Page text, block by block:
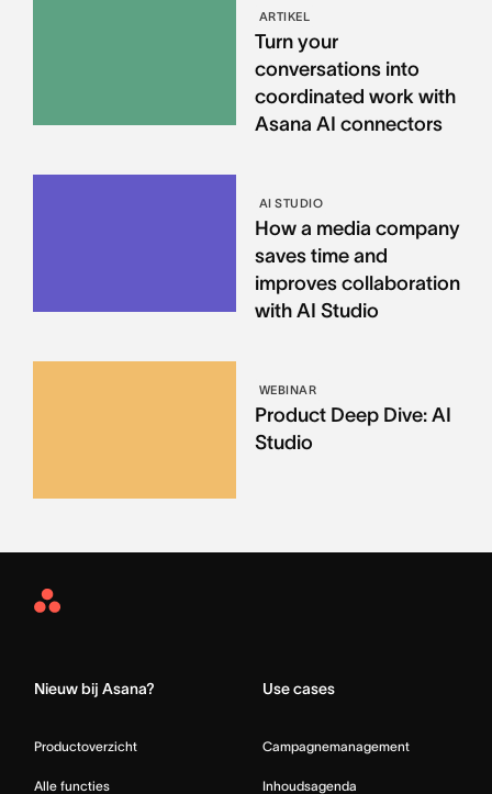
ARTIKEL
Turn your
conversations into
coordinated work with
Asana AI connectors
AI STUDIO
How a media company
saves time and
improves collaboration
with AI Studio
WEBINAR
Product Deep Dive: AI
Studio
Asana
Nieuw bij Asana?
Productoverzicht
Alle functies
Use cases
Campagnemanagement
Inhoudsagenda